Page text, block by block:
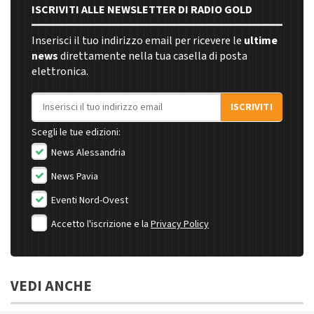
ISCRIVITI ALLE NEWSLETTER DI RADIO GOLD
Inserisci il tuo indirizzo email per ricevere le ultime
newsdirettamente nella tua casella di posta
elettronica.
Indirizzo email
ISCRIVITI
Scegli le tue edizioni:
News Alessandria
News Pavia
Eventi Nord-Ovest
Accetto l'iscrizione e la Privacy Policy
VEDI ANCHE